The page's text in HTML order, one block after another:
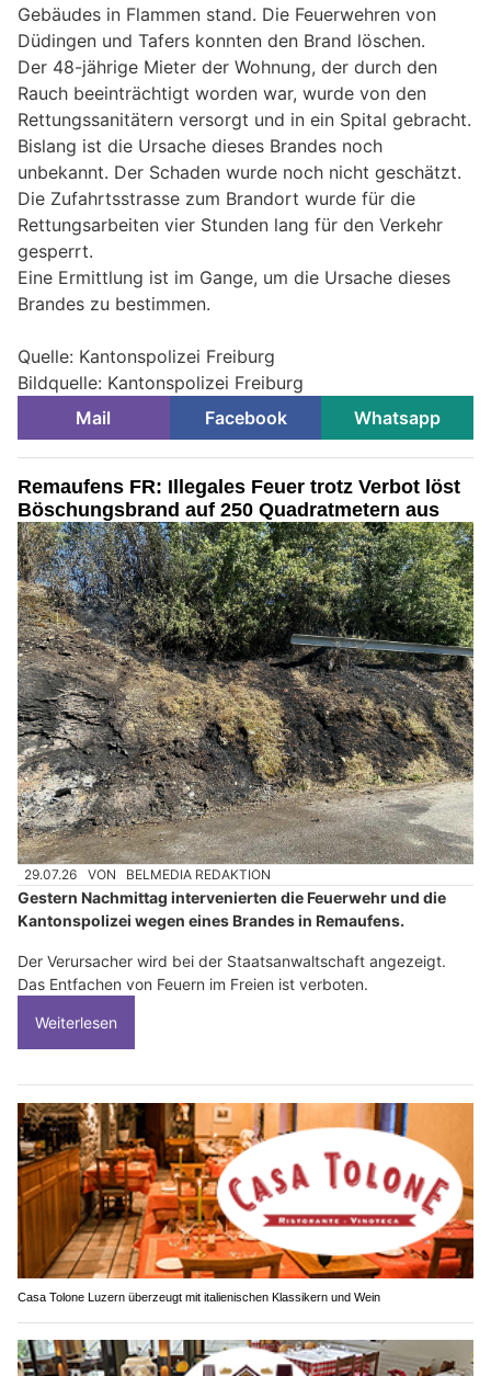
Gebäudes in Flammen stand. Die Feuerwehren von
Düdingen und Tafers konnten den Brand löschen.
Der 48-jährige Mieter der Wohnung, der durch den
Rauch beeinträchtigt worden war, wurde von den
Rettungssanitätern versorgt und in ein Spital gebracht.
Bislang ist die Ursache dieses Brandes noch
unbekannt. Der Schaden wurde noch nicht geschätzt.
Die Zufahrtsstrasse zum Brandort wurde für die
Rettungsarbeiten vier Stunden lang für den Verkehr
gesperrt.
Eine Ermittlung ist im Gange, um die Ursache dieses
Brandes zu bestimmen.
Quelle: Kantonspolizei Freiburg
Bildquelle: Kantonspolizei Freiburg
Mail
Facebook Whatsapp
Remaufens FR: Illegales Feuer trotz Verbot löst
Böschungsbrand auf 250 Quadratmetern aus
29.07.26 VON BELMEDIA REDAKTION
Gestern Nachmittag intervenierten die Feuerwehr und die
Kantonspolizei wegen eines Brandes in Remaufens.
Der Verursacher wird bei der Staatsanwaltschaft angezeigt.
Das Entfachen von Feuern im Freien ist verboten.
Weiterlesen
Casa Tolone Luzern überzeugt mit italienischen Klassikern und Wein